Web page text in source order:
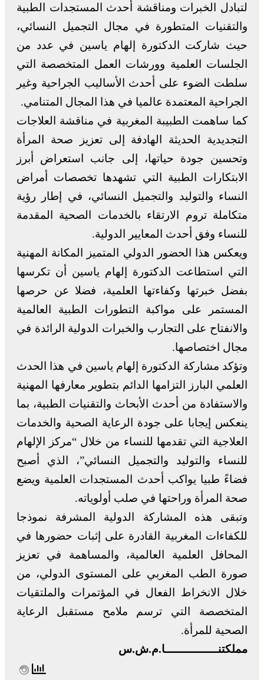
لتبادل الخبرات ومناقشة أحدث المستجدات الطبية
والتقنيات المتطورة في مجال التجميل النسائي،
حيث شاركت الدكتورة إلهام ياسين في عدد من
الجلسات العلمية وورشات العمل المتخصصة التي
سلطت الضوء على أحدث الأساليب الجراحية وغير
الجراحية المعتمدة عالميا في هذا المجال المتنامي.
كما ساهمت الطبيبة المغربية في مناقشة العلاجات
التجديدية الحديثة الهادفة إلى تعزيز صحة المرأة
وتحسين جودة حياتها، إلى جانب استعراض أبرز
الابتكارات الطبية التي تشهدها تخصصات أمراض
النساء والتوليد والتجميل النسائي، في إطار رؤية
متكاملة تروم الارتقاء بالخدمات الصحية المقدمة
للنساء وفق أحدث المعايير الدولية.
ويعكس هذا الحضور الدولي المتميز المكانة المهنية
التي استطاعت الدكتورة إلهام ياسين أن تكرسها
بفضل خبرتها وكفاءتها العلمية، فضلا عن حرصها
المستمر على مواكبة التطورات الطبية العالمية
والانفتاح على التجارب والخبرات الدولية الرائدة في
مجال اختصاصها.
وتؤكد مشاركة الدكتورة إلهام ياسين في هذا الحدث
العلمي البارز التزامها الدائم بتطوير معارفها المهنية
والاستفادة من أحدث الأبحاث والتقنيات الطبية، بما
ينعكس إيجابا على جودة الرعاية الصحية والخدمات
العلاجية التي تقدمها للنساء من خلال “مركز الإلهام
للنساء والتوليد والتجميل النسائي”، الذي أصبح
فضاءً طبيا يواكب أحدث المستجدات العلمية ويضع
صحة المرأة وراحتها في صلب أولوياته.
وتبقى هذه المشاركة الدولية المشرفة نموذجا
للكفاءات المغربية القادرة على إثبات حضورها في
المحافل العلمية العالمية، والمساهمة في تعزيز
صورة الطب المغربي على المستوى الدولي، من
خلال الانخراط الفعال في المؤتمرات والملتقيات
المتخصصة التي ترسم ملامح مستقبل الرعاية
الصحية للمرأة.
مملكتنـــــــــــــــا.م.ش.س